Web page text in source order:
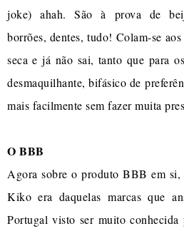
joke) ahah. São à prova de
borrões, dentes, tudo! Colam-se
seca e já não sai, tanto que para
desmaquilhante, bifásico de
mais facilmente sem fazer muita
O BBB
Agora sobre o produto BBB em
Kiko era daquelas marcas que
Portugal visto ser muito